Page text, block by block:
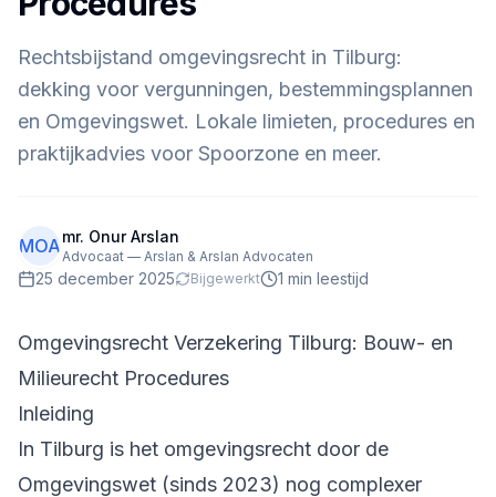
🇷🇴 Română
Gratis Advies
Rechtsbijstand omgevingsrecht in Tilburg:
dekking voor vergunningen, bestemmingsplannen
en Omgevingswet. Lokale limieten, procedures en
praktijkadvies voor Spoorzone en meer.
MOAmr. Onur Arslan
Advocaat — Arslan & Arslan Advocaten
25 december 2025 Bijgewerkt 1 min leestijd
Omgevingsrecht Verzekering Tilburg: Bouw- en
Milieurecht Procedures
Inleiding
In Tilburg is het omgevingsrecht door de
Omgevingswet (sinds 2023) nog complexer